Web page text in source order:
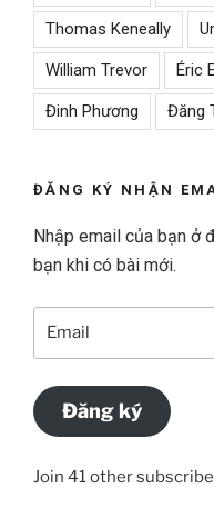
Thomas Keneally
William Trevor Éric
Đinh Phương Đăng
ĐĂNG KÝ NHẬN
Nhập email của bạn ở
bạn khi có bài mới.
Email
Đăng ký
Join 41 other